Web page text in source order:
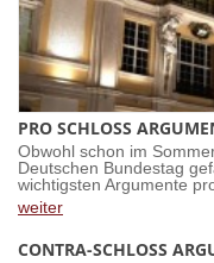
PRO SCHLOSS
Obwohl schon im
Deutschen Bundestag
wichtigsten Argumente
weiter
CONTRA-SCHLOSS